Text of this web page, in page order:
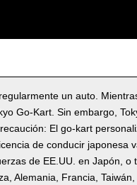
un auto.
Go-Kart. Sin embargo,
El go-kart
de conducir japonesa
de EE.UU. en Japón, o
Alemania, Francia, Taiwán,